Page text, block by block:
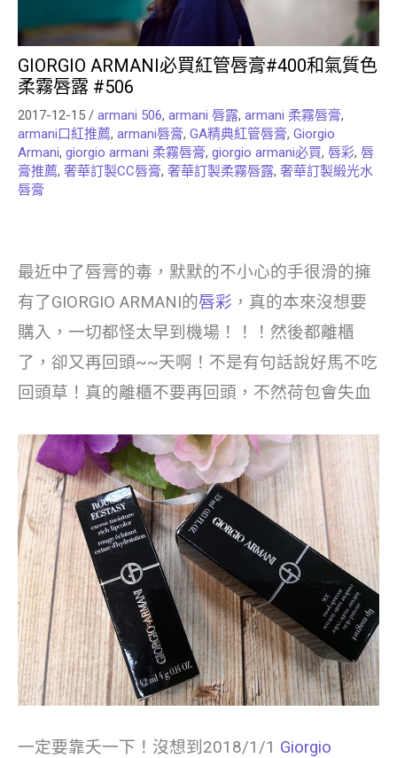
GIORGIO ARMANI必買紅管唇膏#400和氣質色
柔霧唇露 #506
2017-12-15 / armani 506, armani 唇露, armani 柔霧唇膏,
armani口紅推薦, armani唇膏, GA精典紅管唇膏, Giorgio
Armani, giorgio armani 柔霧唇膏, giorgio armani必買, 唇彩, 唇
膏推薦, 奢華訂製CC唇膏, 奢華訂製柔霧唇露, 奢華訂製緞光水
唇膏
最近中了唇膏的毒，默默的不小心的手很滑的擁
有了GIORGIO ARMANI的唇彩 ，真的本來沒想要
購入，一切都怪太早到機場！！！然後都離櫃
了，卻又再回頭~~天啊！不是有句話說好馬不吃
回頭草！真的離櫃不要再回頭，不然荷包會失血
一定要靠夭一下！沒想到2018/1/1 Giorgio